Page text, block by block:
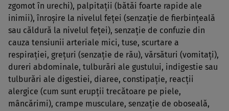
zgomot în urechi), palpitaţii (bătăi foarte rapide ale
inimii), înroşire la nivelul feţei (senzaţie de fierbinţeală
sau căldură la nivelul feţei), senzaţie de confuzie din
cauza tensiunii arteriale mici, tuse, scurtare a
respiraţiei, greţuri (senzaţie de rău), vărsături (vomitaţi),
dureri abdominale, tulburări ale gustului, indigestie sau
tulburări ale digestiei, diaree, constipaţie, reacţii
alergice (cum sunt erupţii trecătoare pe piele,
mâncărimi), crampe musculare, senzaţie de oboseală,